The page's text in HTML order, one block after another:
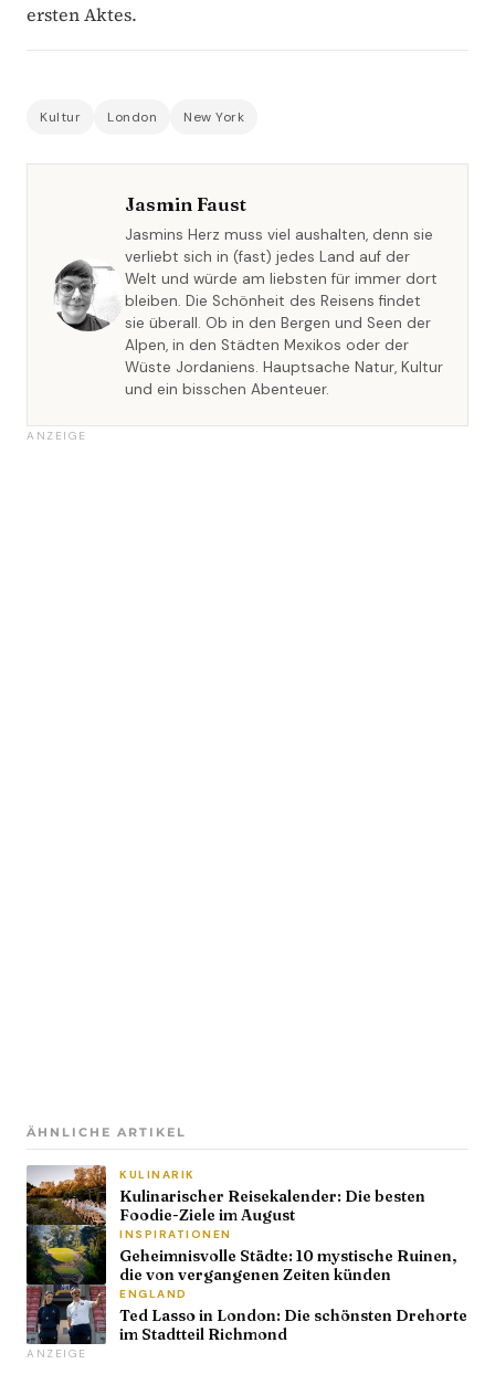
ersten Aktes.
Kultur London New York
Jasmin Faust
Jasmins Herz muss viel aushalten, denn sie
verliebt sich in (fast) jedes Land auf der
Welt und würde am liebsten für immer dort
bleiben. Die Schönheit des Reisens findet
sie überall. Ob in den Bergen und Seen der
Alpen, in den Städten Mexikos oder der
Wüste Jordaniens. Hauptsache Natur, Kultur
und ein bisschen Abenteuer.
ANZEIGE
ÄHNLICHE ARTIKEL
KULINARIK
Kulinarischer Reisekalender: Die besten
Foodie-Ziele im August
INSPIRATIONEN
Geheimnisvolle Städte: 10 mystische Ruinen,
die von vergangenen Zeiten künden
ENGLAND
Ted Lasso in London: Die schönsten Drehorte
im Stadtteil Richmond
ANZEIGE